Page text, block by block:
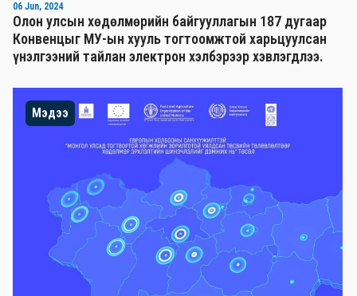
06 Jun, 2024
Олон улсын хөдөлмөрийн байгууллагын 187 дугаар
Конвенцыг МУ-ын хууль тогтоомжтой харьцуулсан
үнэлгээний тайлан электрон хэлбэрээр хэвлэгдлээ.
Мэдээ